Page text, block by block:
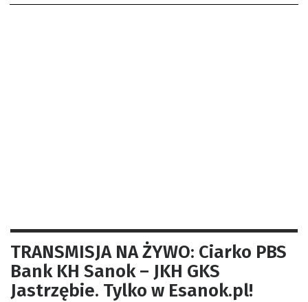
TRANSMISJA NA ŻYWO: Ciarko PBS
Bank KH Sanok – JKH GKS
Jastrzębie. Tylko w Esanok.pl!